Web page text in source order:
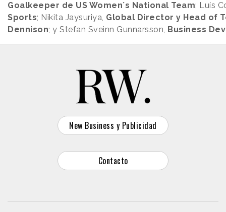
Goalkeeper de US Women´s National Team; Luís
Sports; Nikita Jaysuriya, Global Director y Head of
Dennison; y Stefan Sveinn Gunnarsson, Business
New Business y Publicidad
Contacto